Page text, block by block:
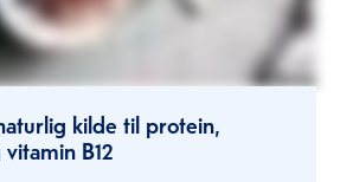
kilde til protein,
B12​